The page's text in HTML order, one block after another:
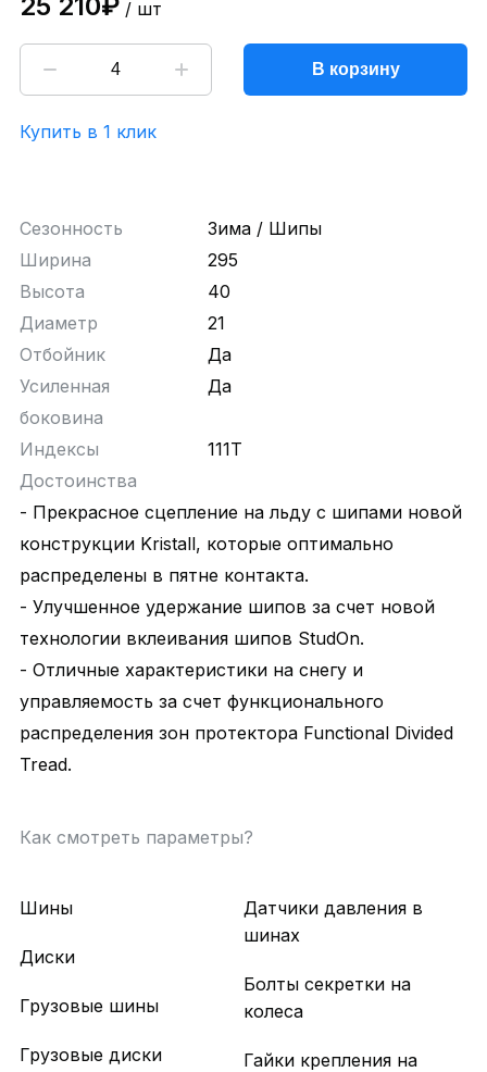
/ шт
В корзину
Купить в 1 клик
Сезонность
Зима / Шипы
Ширина
295
Высота
40
Диаметр
21
Отбойник
Да
Усиленная
боковина
Да
Индексы
111T
Достоинства
- Прекрасное сцепление на льду с шипами новой
конструкции Kristall, которые оптимально
распределены в пятне контакта.
- Улучшенное удержание шипов за счет новой
технологии вклеивания шипов StudOn.
- Отличные характеристики на снегу и
управляемость за счет функционального
распределения зон протектора Functional Divided
Tread.
Как смотреть параметры?
Шины
Диски
Грузовые шины
Грузовые диски
Датчики давления в
шинах
Болты секретки на
колеса
Гайки крепления на